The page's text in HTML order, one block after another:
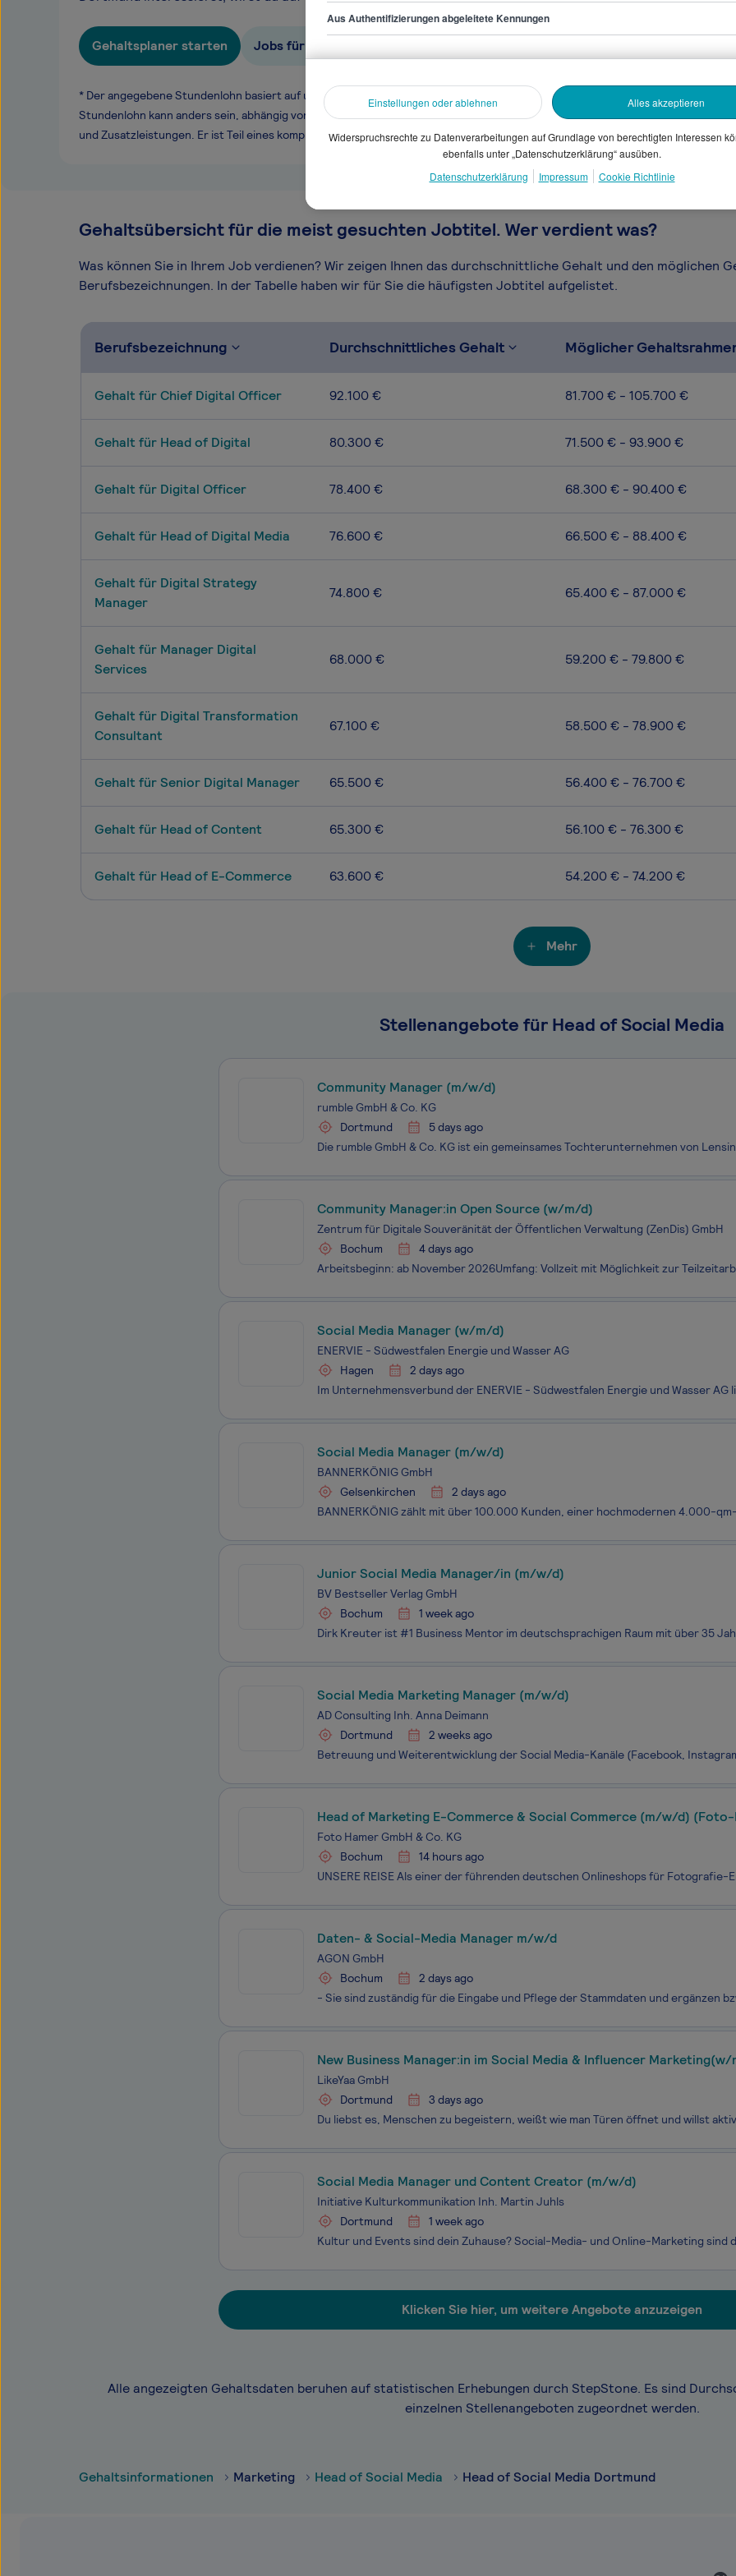
Gehaltsplaner starten Jobs für Head of Social Media
* Der angegebene Stundenlohn basiert auf unseren gesammelten Daten. Dein
Stundenlohn kann anders sein, abhängig von Überstunden, Branche, Selbstständigkeit
und Zusatzleistungen. Er ist Teil eines komplexen Vergütungssystems.
Gehaltsübersicht für die meist gesuchten Jobtitel. Wer verdient was?
Was können Sie in Ihrem Job verdienen? Wir zeigen Ihnen das durchschnittliche Gehalt und den möglichen
Berufsbezeichnungen. In der Tabelle haben wir für Sie die häufigsten Jobtitel aufgelistet.
Berufsbezeichnung Durchschnittliches Gehalt Möglicher
Gehalt für Chief Digital Officer 92.100 € 81.700 € - 105.700 €
Gehalt für Head of Digital 80.300 € 71.500 € - 93.900 €
Gehalt für Digital Officer 78.400 € 68.300 € - 90.400 €
Gehalt für Head of Digital Media 76.600 € 66.500 € - 88.400 €
Gehalt für Digital Strategy
Manager
74.800 € 65.400 € - 87.000 €
Gehalt für Manager Digital
Services
68.000 € 59.200 € - 79.800 €
Gehalt für Digital Transformation
Consultant
67.100 € 58.500 € - 78.900 €
Gehalt für Senior Digital Manager 65.500 € 56.400 € - 76.700 €
Gehalt für Head of Content 65.300 € 56.100 € - 76.300 €
Gehalt für Head of E-Commerce 63.600 € 54.200 € - 74.200 €
Mehr
Stellenangebote für Head of Social Media
Community Manager (m/w/d)
rumble GmbH & Co. KG
Dortmund
5 days ago
Community Manager:in Open Source (w/m/d)
Zentrum für Digitale Souveränität der Öffentlichen Verwaltung (ZenDis) GmbH
Bochum
4 days ago
Social Media Manager (w/m/d)
ENERVIE - Südwestfalen Energie und Wasser AG
Hagen
2 days ago
Social Media Manager (m/w/d)
BANNERKÖNIG GmbH
Gelsenkirchen
2 days ago
Junior Social Media Manager/in (m/w/d)
BV Bestseller Verlag GmbH
Bochum
1 week ago
Social Media Marketing Manager (m/w/d)
AD Consulting Inh. Anna Deimann
Dortmund
2 weeks ago
Head of Marketing E-Commerce & Social Commerce (m/w/d)
Foto Hamer GmbH & Co. KG
Bochum
14 hours ago
Daten- & Social-Media Manager m/w/d
AGON GmbH
Bochum
2 days ago
New Business Manager:in im Social Media & Influencer Marketing(w/
LikeYaa GmbH
Dortmund
3 days ago
Social Media Manager und Content Creator (m/w/d)
Initiative Kulturkommunikation Inh. Martin Juhls
Dortmund
1 week ago
Klicken Sie hier, um weitere Angebote anzuzeigen
Alle angezeigten Gehaltsdaten beruhen auf statistischen Erhebungen durch StepStone. Es sind
einzelnen Stellenangeboten zugeordnet werden.
Gehaltsinformationen Marketing Head of Social Media Head of Social Media Dortmund
Aus Authentifizierungen abgeleitete Kennungen
Einstellungen oder ablehnen Alles akzeptieren
Widerspruchsrechte zu Datenverarbeitungen auf Grundlage von berechtigten Interessen
ebenfalls unter „Datenschutzerklärung“ ausüben.
Datenschutzerklärung
Impressum Cookie Richtlinie